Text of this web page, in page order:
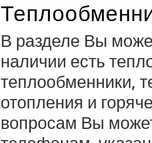
В разделе Вы
наличии есть
теплообменники,
отопления и
вопросам Вы